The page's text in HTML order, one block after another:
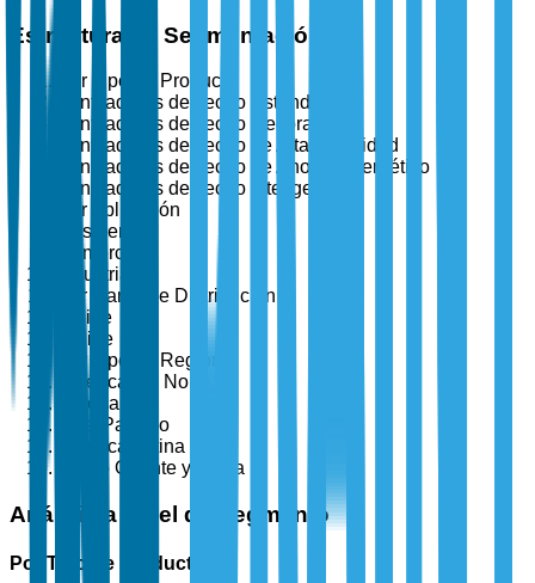
Estructura de Segmentación
Por Tipo de Producto
Ventiladores de Techo Estándar
Ventiladores de Techo Decorativos
Ventiladores de Techo de Alta Velocidad
Ventiladores de Techo de Ahorro Energético
Ventiladores de Techo Inteligentes
Por Aplicación
Residencial
Comercial
Industrial
Por Canal de Distribución
Offline
Online
Por Tipo de Región
América del Norte
Europa
Asia-Pacífico
América Latina
Medio Oriente y África
Análisis a Nivel de Segmento
Por Tipo de Producto